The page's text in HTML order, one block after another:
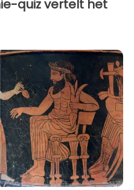
quiz vertelt het